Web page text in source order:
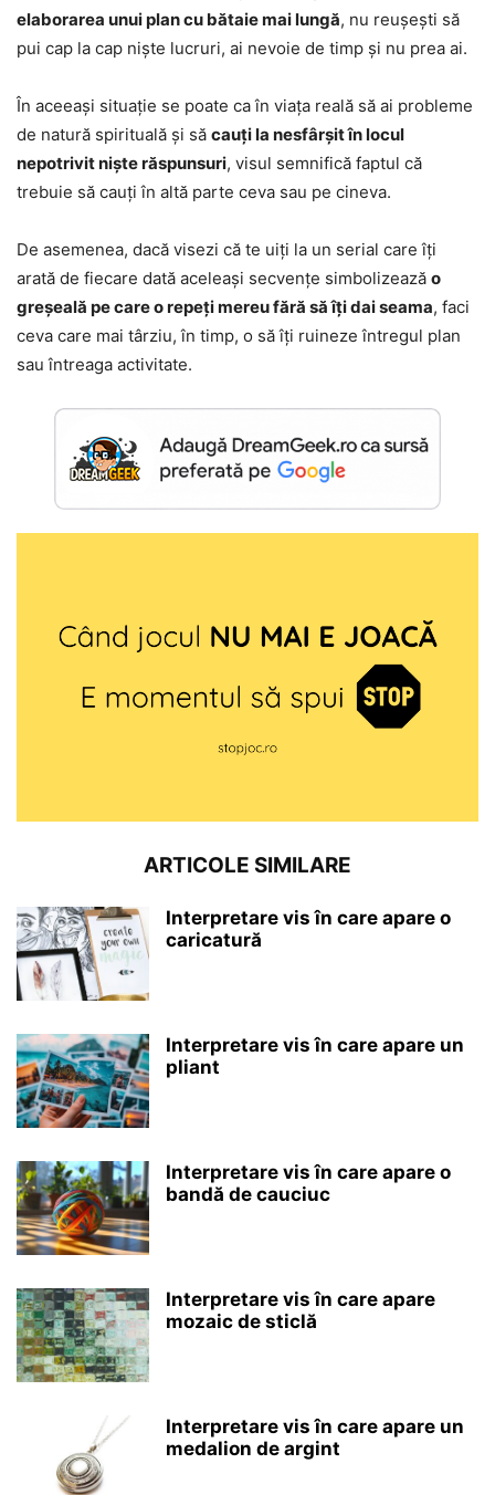
elaborarea unui plan cu bătaie mai lungă, nu reușești să
pui cap la cap niște lucruri, ai nevoie de timp și nu prea ai.
În aceeași situație se poate ca în viața reală să ai probleme
de natură spirituală și să cauți la nesfârșit în locul
nepotrivit niște răspunsuri, visul semnifică faptul că
trebuie să cauți în altă parte ceva sau pe cineva.
De asemenea, dacă visezi că te uiți la un serial care îți
arată de fiecare dată aceleași secvențe simbolizează o
greșeală pe care o repeți mereu fără să îți dai seama, faci
ceva care mai târziu, în timp, o să îți ruineze întregul plan
sau întreaga activitate.
ARTICOLE SIMILARE
Interpretare vis în care apare o
caricatură
Interpretare vis în care apare un
pliant
Interpretare vis în care apare o
bandă de cauciuc
Interpretare vis în care apare
mozaic de sticlă
Interpretare vis în care apare un
medalion de argint